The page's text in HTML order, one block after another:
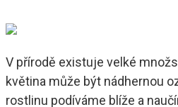
V přírodě existuje velké
květina může být nádhernou
rostlinu podíváme blíže a